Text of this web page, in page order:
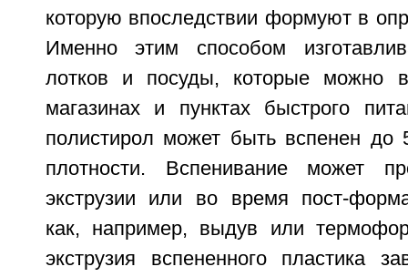
которую впоследствии формуют в
Именно этим способом
лотков и посуды, которые можно
магазинах и пунктах быстрого
полистирол может быть вспенен до
плотности. Вспенивание может
экструзии или во время пост-
как, например, выдув или
экструзия вспененного пластика